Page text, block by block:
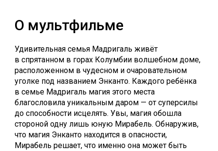
О мультфильме
Удивительная семья Мадригаль живёт
в спрятанном в горах Колумбии волшебном доме,
расположенном в чудесном и очаровательном
уголке под названием Энканто. Каждого ребёнка
в семье Мадригаль магия этого места
благословила уникальным даром — от суперсилы
до способности исцелять. Увы, магия обошла
стороной одну лишь юную Мирабель. Обнаружив,
что магия Энканто находится в опасности,
Мирабель решает, что именно она может быть